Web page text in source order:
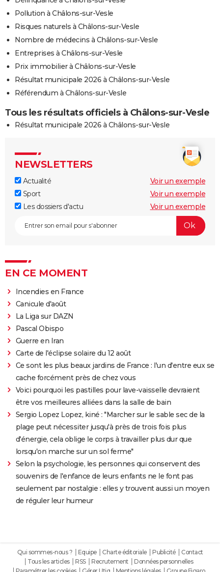
Pollution à Châlons-sur-Vesle
Risques naturels à Châlons-sur-Vesle
Nombre de médecins à Châlons-sur-Vesle
Entreprises à Châlons-sur-Vesle
Prix immobilier à Châlons-sur-Vesle
Résultat municipale 2026 à Châlons-sur-Vesle
Référendum à Châlons-sur-Vesle
Tous les résultats officiels à Châlons-sur-Vesle
Résultat municipale 2026 à Châlons-sur-Vesle
NEWSLETTERS
Actualité
Voir un exemple
Sport
Voir un exemple
Les dossiers d'actu
Voir un exemple
EN CE MOMENT
Incendies en France
Canicule d'août
La Liga sur DAZN
Pascal Obispo
Guerre en Iran
Carte de l'éclipse solaire du 12 août
Ce sont les plus beaux jardins de France : l'un d'entre eux se
cache forcément près de chez vous
Voici pourquoi les pastilles pour lave-vaisselle devraient
être vos meilleures alliées dans la salle de bain
Sergio Lopez Lopez, kiné : "Marcher sur le sable sec de la
plage peut nécessiter jusqu'à près de trois fois plus
d'énergie, cela oblige le corps à travailler plus dur que
lorsqu'on marche sur un sol ferme"
Selon la psychologie, les personnes qui conservent des
souvenirs de l'enfance de leurs enfants ne le font pas
seulement par nostalgie : elles y trouvent aussi un moyen
de réguler leur humeur
Qui sommes-nous ? Equipe Charte éditoriale Publicité
Contact
Tous les articles
RSS Recrutement
Données personnelles